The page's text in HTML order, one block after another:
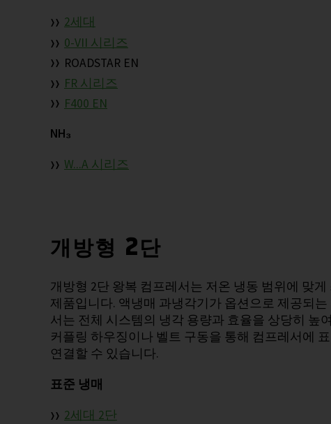
2세대
0-VII 시리즈
ROADSTAR EN
FR 시리즈
F400 EN
NH₃
W...A 시리즈
개방형 2단
개방형 2단 왕복 컴프레서는 저온 냉동 범위에 맞게
제품입니다. 액냉매 과냉각기가 옵션으로 제공되는
서는 전체 시스템의 냉각 용량과 효율을 상당히 높
커플링 하우징이나 벨트 구동을 통해 컴프레서에
연결할 수 있습니다.
표준 냉매
2세대 2단